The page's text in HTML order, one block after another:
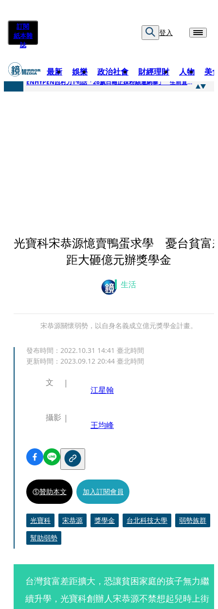
訂閱
紙本雜
誌
登入
最新 娛樂 政治社會 財經理財 人物 美
快訊
ENHYPEN西村力1句話「26歲日籍正妹粉絲遭網暴」 生前直播震撼畫面全網瘋傳！警方證實死訊
光寶科宋恭源憶賣鴨蛋求學 憂台貧富
距大砸億元辦獎學金
生活
宋恭源關懷弱勢，以自身名義成立億元獎學金計畫。
發布時間： 2022.10.31 14:41 臺北時間
更新時間： 2023.09.12 20:44 臺北時間
文
江星翰
攝影
王均峰
贊助本文 加入訂閱會員
光寶科 宋恭源 獎學金 台北科技大學
弱勢族群
幫助弱勢
台灣貧富差距擴大，恐讓貧困家庭的孩子無力繼
續升學，光寶科創辦人宋恭源不禁想起兒時上街